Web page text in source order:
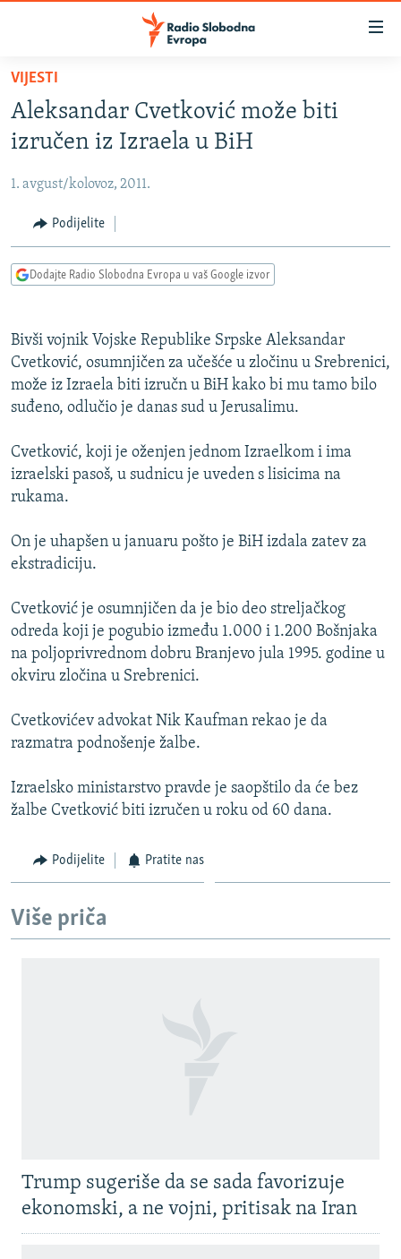
Pređite
glavni
sadržaj
na
navigaciju
Pređite
na
VIJESTI
BOSNA I HERCEGOVINA
KOSOVO
CRNA GORA
VIDEO
INFOGRAFIKE
PODCASTI
KINA NA BALKANU
RSE PRIČE IZ SVIJETA
ISPRIČAJ MI
DNEVNO@RSE
SPECIJALI RSE
GENOCID U SREBRENICI
TV LIBERTY
POST SCRIPTUM
MOJA EVROPA
SVE KARTE DEJTONA
PRATITE NAS
Sve RFE/RL stranice
VIJESTI
Aleksandar Cvetković može biti
izručen iz Izraela u BiH
1. avgust/kolovoz, 2011.
Podijelite
Dodajte Radio Slobodna Evropa u vaš Google izvor
Bivši vojnik Vojske Republike Srpske Aleksandar
Cvetković, osumnjičen za učešće u zločinu u Srebrenici,
može iz Izraela biti izručn u BiH kako bi mu tamo bilo
suđeno, odlučio je danas sud u Jerusalimu.
Cvetković, koji je oženjen jednom Izraelkom i ima
izraelski pasoš, u sudnicu je uveden s lisicima na
rukama.
On je uhapšen u januaru pošto je BiH izdala zatev za
ekstradiciju.
Cvetković je osumnjičen da je bio deo streljačkog
odreda koji je pogubio između 1.000 i 1.200 Bošnjaka
na poljoprivrednom dobru Branjevo jula 1995. godine u
okviru zločina u Srebrenici.
Cvetkovićev advokat Nik Kaufman rekao je da
razmatra podnošenje žalbe.
Izraelsko ministarstvo pravde je saopštilo da će bez
žalbe Cvetković biti izručen u roku od 60 dana.
Podijelite Pratite nas
Više priča
Trump sugeriše da se sada favorizuje
ekonomski, a ne vojni, pritisak na Iran